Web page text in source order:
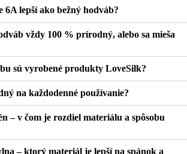
6A lepší ako bežný hodváb?
vždy 100 % prírodný, alebo sa mieša
sú vyrobené produkty LoveSilk?
na každodenné používanie?
– v čom je rozdiel materiálu a spôsobu
– ktorý materiál je lepší na spánok a